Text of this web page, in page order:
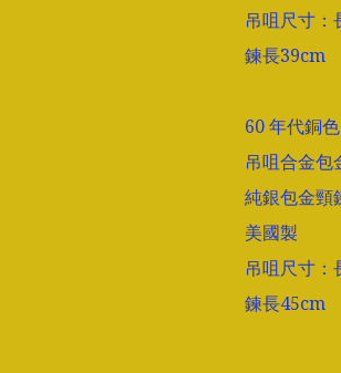
吊咀尺寸
鍊長39cm
60 年代銅
吊咀合金包
純銀包金頸
美國製
吊咀尺寸
鍊長45cm